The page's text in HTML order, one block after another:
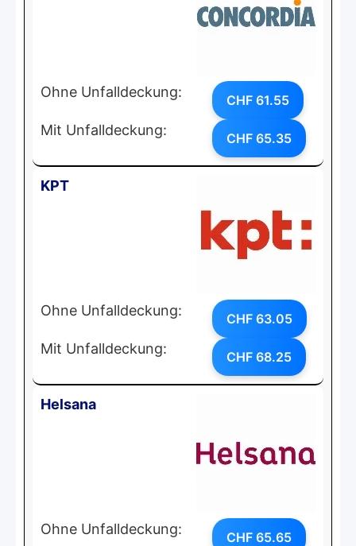
Ohne Unfalldeckung: CHF 61.55
Mit Unfalldeckung: CHF 65.35
KPT
Ohne Unfalldeckung: CHF 63.05
Mit Unfalldeckung: CHF 68.25
Helsana
Ohne Unfalldeckung: CHF 65.65